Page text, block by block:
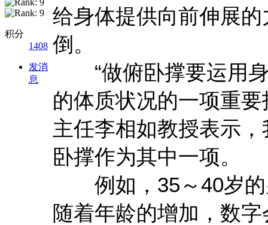
积分
1408
发消
息
给身体提供向前伸展
倒。
“做俯卧撑要运用身
的体质状况的一项重
主任李相如教授表示
卧撑作为其中一项。
例如，35～40岁的
随着年龄的增加，数